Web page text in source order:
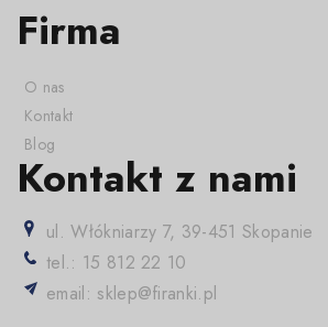
Firma
O nas
Kontakt
Blog
Kontakt z nami
ul. Włókniarzy 7, 39-451 Skopanie
tel.: 15 812 22 10
email: sklep@firanki.pl